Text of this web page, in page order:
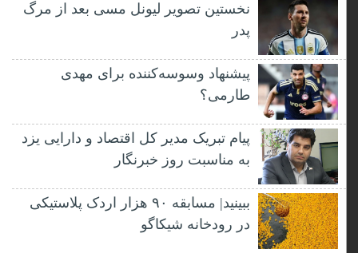
نخستین تصویر لیونل مسی بعد از مرگ
پدر
پیشنهاد وسوسه‌کننده برای مهدی
طارمی؟
پیام تبریک مدیر کل اقتصاد و دارایی یزد
به مناسبت روز خبرنگار
ببینید| مسابقه ۹۰ هزار اردک پلاستیکی
در رودخانه شیکاگو